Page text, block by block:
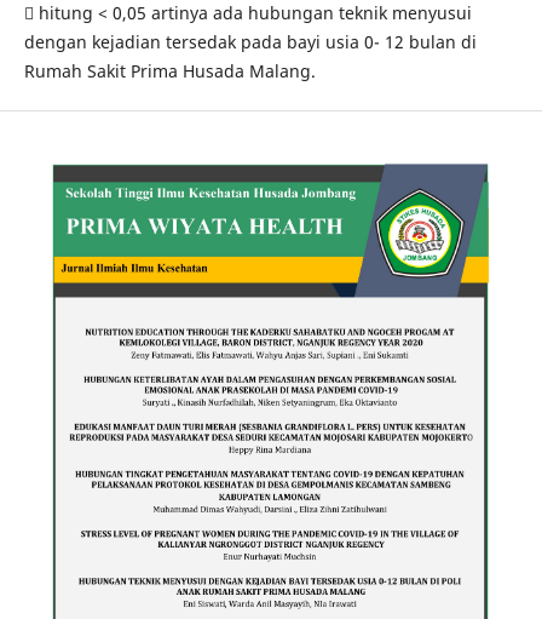
 hitung < 0,05 artinya ada hubungan teknik menyusui
dengan kejadian tersedak pada bayi usia 0- 12 bulan di
Rumah Sakit Prima Husada Malang.